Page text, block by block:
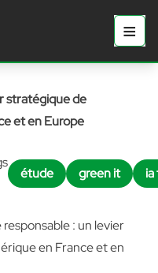
≡
stratégique de
et en Europe
étude green it ia
: un levier
en France et en